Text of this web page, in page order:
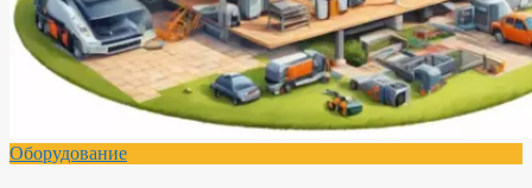
Оборудование